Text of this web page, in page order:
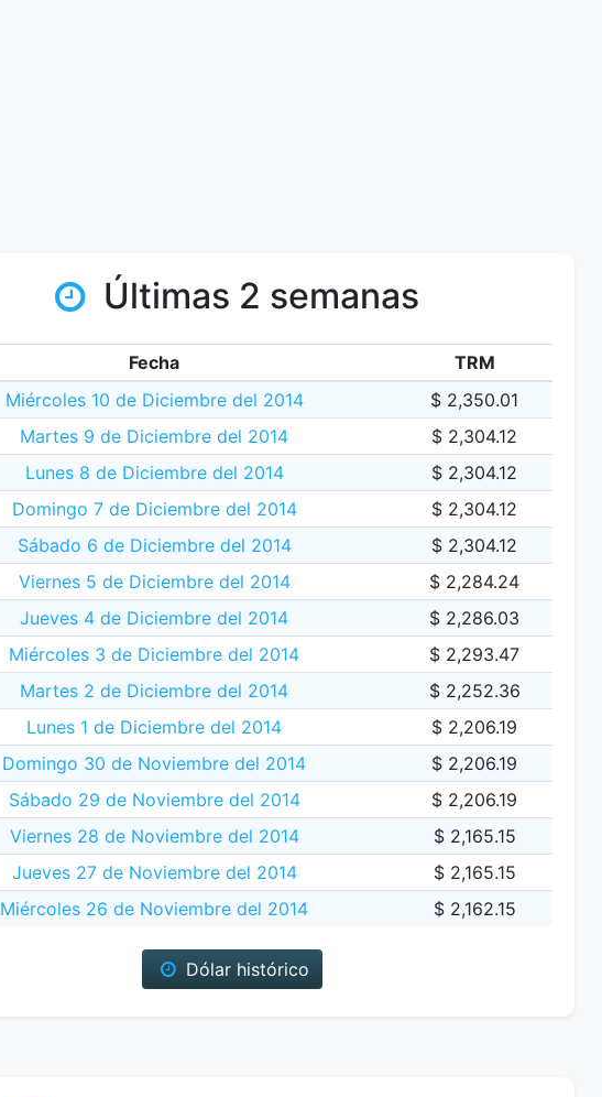
Últimas 2 semanas
Fecha
TRM
Miércoles 10 de Diciembre del 2014
$ 2,350.01
Martes 9 de Diciembre del 2014
$ 2,304.12
Lunes 8 de Diciembre del 2014
$ 2,304.12
Domingo 7 de Diciembre del 2014
$ 2,304.12
Sábado 6 de Diciembre del 2014
$ 2,304.12
Viernes 5 de Diciembre del 2014
$ 2,284.24
Jueves 4 de Diciembre del 2014
$ 2,286.03
Miércoles 3 de Diciembre del 2014
$ 2,293.47
Martes 2 de Diciembre del 2014
$ 2,252.36
Lunes 1 de Diciembre del 2014
$ 2,206.19
Domingo 30 de Noviembre del 2014
$ 2,206.19
Sábado 29 de Noviembre del 2014
$ 2,206.19
Viernes 28 de Noviembre del 2014
$ 2,165.15
Jueves 27 de Noviembre del 2014
$ 2,165.15
Miércoles 26 de Noviembre del 2014
$ 2,162.15
Dólar histórico